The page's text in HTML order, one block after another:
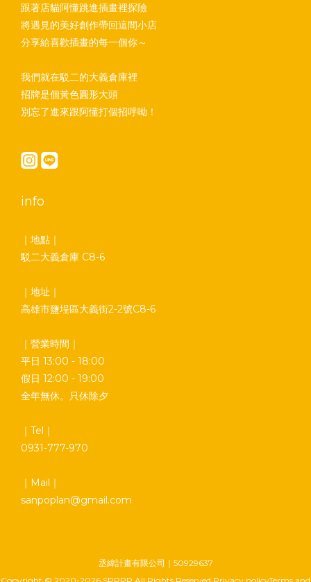
跟著店貓阿懂跳進插畫裡探險
將遇見的美好創作帶回這間小店
分享給喜歡插畫的每一個你～
我們就在駁二的大義倉庫裡
招牌是個黃色圓形大頭
別忘了進來跟阿懂打個招呼呦！
info
｜地點｜
駁二大義倉庫 C8-6
｜地址｜
高雄市鹽埕區大義街2-2號C8-6
｜營業時間｜
平日 13:00 - 18:00
假日 12:00 - 19:00
全年無休。只休除夕
｜Tel｜
0931-777-970
｜Mail｜
sanpoplan@gmail.com
丞緯計畫有限公司｜50929637